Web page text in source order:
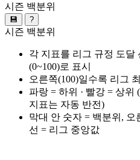
시즌 백분위
💾 ?
시즌 백분위
각 지표를 리그 규정 도달
(0~100)로 표시
오른쪽(100)일수록 리그
파랑 = 하위 · 빨강 = 상위
지표는 자동 반전)
막대 안 숫자 = 백분위, 오
선 = 리그 중앙값